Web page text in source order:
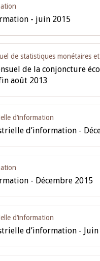
- juin 2015
de statistiques monétaires
de la conjoncture
août 2013
d‘information
d’information -
- Décembre 2015
d‘information
d’information - Juin